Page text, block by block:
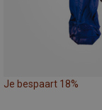
Je bespaart 18%